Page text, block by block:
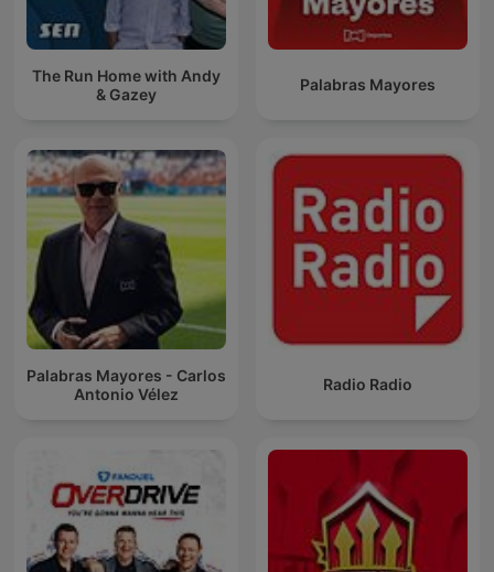
The Run Home with Andy
& Gazey
Palabras Mayores
Palabras Mayores - Carlos
Antonio Vélez
Radio Radio